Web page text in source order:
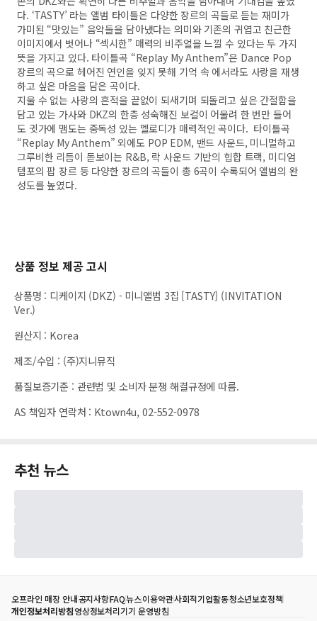
다. ‘TASTY’ 라는 앨범 타이틀은 다양한 장르의 곡들로 듣는 재미가
가미된 “맛있는” 음악들을 담아냈다는 의미와 기존의 귀엽고 친근한
이미지에서 벗어나 “섹시한” 매력의 비주얼을 느낄 수 있다는 두 가지
뜻을 가지고 있다. 타이틀곡 “Replay My Anthem”은 Dance Pop
장르의 곡으로 헤어진 연인을 잊지 못해 기억 속 에서라도 사랑을 재생
하고 싶은 마음을 담은 곡이다.
지울 수 없는 사랑의 흔적을 끝없이 되새기며 되돌리고 싶은 간절함을
담고 있는 가사와 DKZ의 한층 성숙해진 보컬이 어울려 한 번만 들어
도 귓가에 맴도는 중독성 있는 멜로디가 매력적인 곡이다. 타이틀곡
“Replay My Anthem” 외에도 POP EDM, 밴드 사운드, 미니멀하고
그루비한 리듬이 돋보이는 R&B, 락 사운드 기반의 힙합 트랙, 미디엄
템포의 팝 장르 등 다양한 장르의 곡들이 총 6곡이 수록되어 앨범의 완
성도를 높였다.
상품 정보 제공 고시
상품명 : 디케이지 (DKZ) - 미니앨범 3집 [TASTY] (INVITATION
Ver.)
원산지 : Korea
제조/수입 : (주)지니뮤직
품질보증기준 : 관련법 및 소비자 분쟁 해결규정에 따름.
AS 책임자 연락처 : Ktown4u, 02-552-0978
추천 뉴스
오프라인 매장 안내공지사항FAQ뉴스이용약관사회적기업활동청소년보호정책
개인정보처리방침영상정보처리기기 운영방침